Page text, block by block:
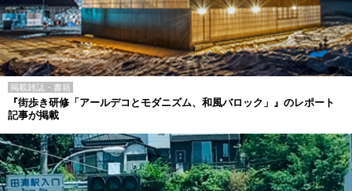
掲載雑誌・書籍
『街歩き研修「アールデコとモダニズム、和風バロック」』のレポート
記事が掲載